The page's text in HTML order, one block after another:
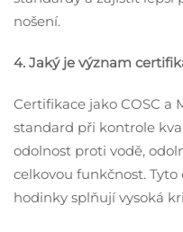
nošení.
4. Jaký je význam
Certifikace jako COSC a
standard při kontrole
odolnost proti vodě,
celkovou funkčnost.
hodinky splňují vysoká